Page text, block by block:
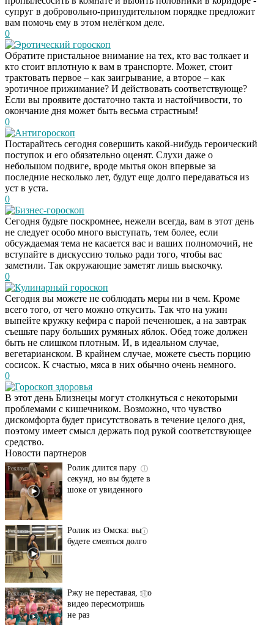
супруг в добровольно-принудительном порядке предложит
вам помочь ему в этом нелёгком деле.
0
Эротический гороскоп
Обратите пристальное внимание на тех, кто вас толкает и
кто стоит вплотную к вам в транспорте. Может, стоит
трактовать первое – как заигрывание, а второе – как
эротичное прижимание? И действовать соответствующе?
Если вы проявите достаточно такта и настойчивости, то
окончание дня может быть весьма страстным!
0
Антигороскоп
Постарайтесь сегодня совершить какой-нибудь героический
поступок и его обязательно оценят. Слухи даже о
небольшом подвиге, вроде мытья окон впервые за
последние несколько лет, будут еще долго передаваться из
уст в уста.
0
Бизнес-гороскоп
Сегодня будьте поскромнее, нежели всегда, вам в этот день
не следует особо много выступать, тем более, если
обсуждаемая тема не касается вас и ваших полномочий, не
вступайте в дискуссию только ради того, чтобы вас
заметили. Так окружающие заметят лишь выскочку.
0
Кулинарный гороскоп
Сегодня вы можете не соблюдать меры ни в чем. Кроме
всего того, от чего можно откусить. Так что на ужин
выпейте кружку кефира с парой печенюшек, а на завтрак
съешьте пару больших румяных яблок. Обед тоже должен
быть не слишком плотным. И, в идеальном случае,
вегетарианском. В крайнем случае, можете съесть порцию
сосисок. К счастью, мяса в них обычно очень немного.
0
Гороскоп здоровья
В этот день Близнецы могут столкнуться с некоторыми
проблемами с кишечником. Возможно, что чувство
дискомфорта будет присутствовать в течение целого дня,
поэтому имеет смысл держать под рукой соответствующее
средство.
Новости партнеров
i
Этот танец невесты
оставит вас без слов!
Пересмотрела 10 раз
i
Ролик длится пару
секунд, но вы будете в
шоке от увиденного
i
Ролик из Омска: вы
будете смеяться долго
i
Ржу не переставая, это
видео пересмотришь
не раз